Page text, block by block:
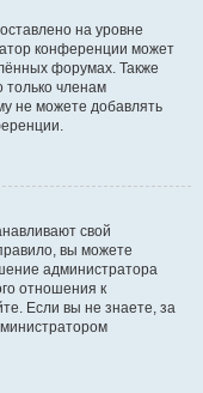
на уровне
конференции может
форумах. Также
только членам
не можете добавлять
свой
вы можете
администратора
отношения к
Если вы не знаете, за